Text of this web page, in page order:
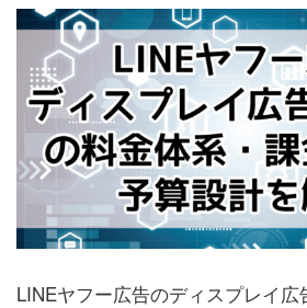
LINEヤフー広告のディスプレイ